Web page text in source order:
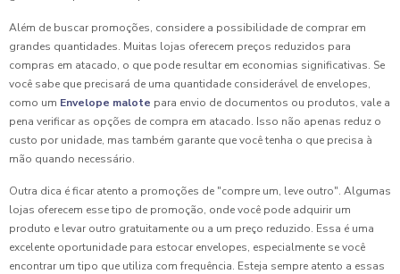
Além de buscar promoções, considere a possibilidade de comprar em
grandes quantidades. Muitas lojas oferecem preços reduzidos para
compras em atacado, o que pode resultar em economias significativas. Se
você sabe que precisará de uma quantidade considerável de envelopes,
como um Envelope malote para envio de documentos ou produtos, vale a
pena verificar as opções de compra em atacado. Isso não apenas reduz o
custo por unidade, mas também garante que você tenha o que precisa à
mão quando necessário.
Outra dica é ficar atento a promoções de "compre um, leve outro". Algumas
lojas oferecem esse tipo de promoção, onde você pode adquirir um
produto e levar outro gratuitamente ou a um preço reduzido. Essa é uma
excelente oportunidade para estocar envelopes, especialmente se você
encontrar um tipo que utiliza com frequência. Esteja sempre atento a essas